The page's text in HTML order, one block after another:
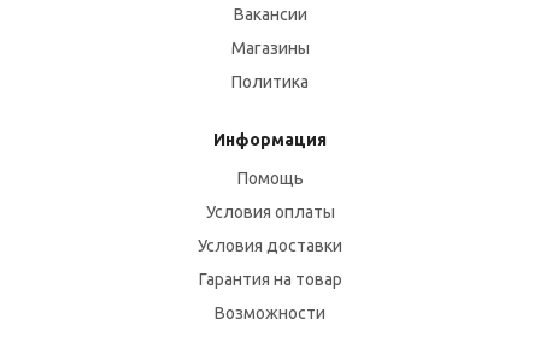
Вакансии
Магазины
Политика
Информация
Помощь
Условия оплаты
Условия доставки
Гарантия на товар
Возможности